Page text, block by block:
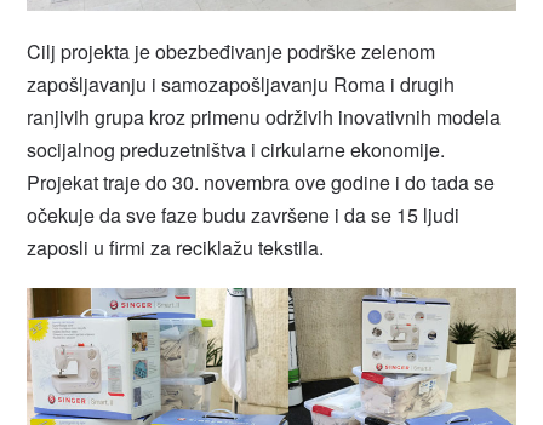
Cilj projekta je obezbeđivanje podrške zelenom
zapošljavanju i samozapošljavanju Roma i drugih
ranjivih grupa kroz primenu održivih inovativnih modela
socijalnog preduzetništva i cirkularne ekonomije.
Projekat traje do 30. novembra ove godine i do tada se
očekuje da sve faze budu završene i da se 15 ljudi
zaposli u firmi za reciklažu tekstila.